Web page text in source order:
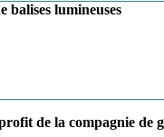
de la compagnie de